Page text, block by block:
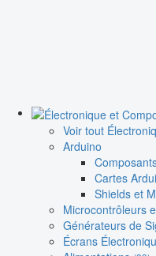
Voir tout
Arduino
Cartes
Shields et
Microcontrôleurs
Générateurs de
Écrans